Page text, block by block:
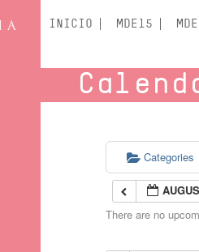
INICIO MDE15
Categories
There are no